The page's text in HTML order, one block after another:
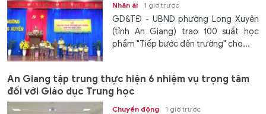
Nhân ái 1 giờ trước
GD&TĐ - UBND phường Long Xuyên
(tỉnh An Giang) trao 100 suất học
phẩm "Tiếp bước đến trường" cho...
An Giang tập trung thực hiện 6 nhiệm vụ trọng tâm
đối với Giáo dục Trung học
Chuyển động 1 giờ trước